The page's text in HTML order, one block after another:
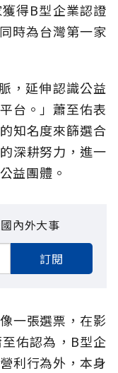
得B型企業認證
時為台灣第一家
，延伸認識公益
台。」蕭至佑表
知名度來篩選合
深耕努力，進一
益團體。
內外大事
訂閱
一張選票，在影
佑認為，B型企
利行為外，本身